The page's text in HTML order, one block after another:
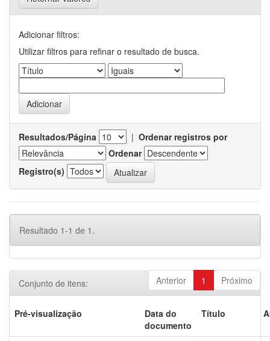
Adicionar filtros:
Utilizar filtros para refinar o resultado de busca.
Resultados/Página | Ordenar registros por
Ordenar
Registro(s)
Resultado 1-1 de 1.
Anterior 1 Próximo
Conjunto de itens:
Pré-visualização
Data do
documento
Título